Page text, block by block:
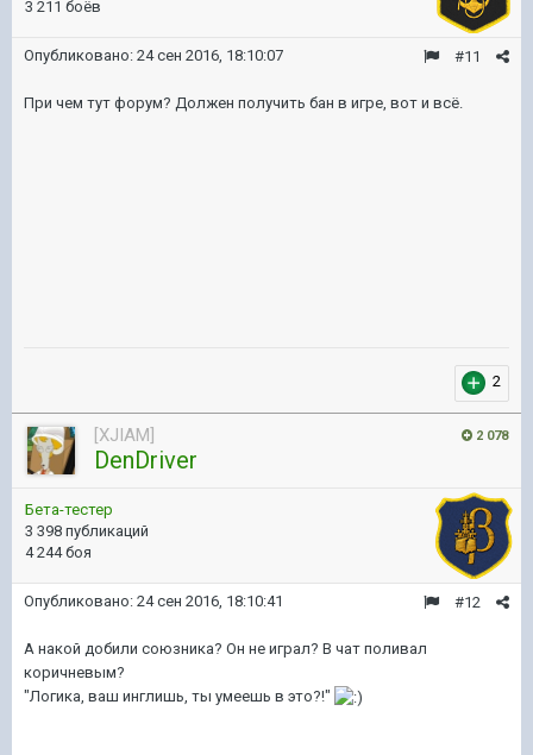
3 211 боёв
#11
Опубликовано: 24 сен 2016, 18:10:07
При чем тут форум? Должен получить бан в игре, вот и всё.
2
2 078
[XJIAM]
DenDriver
Бета-тестер
3 398 публикаций
4 244 боя
#12
Опубликовано: 24 сен 2016, 18:10:41
А накой добили союзника? Он не играл? В чат поливал
коричневым?
"Логика, ваш инглишь, ты умеешь в это?!"